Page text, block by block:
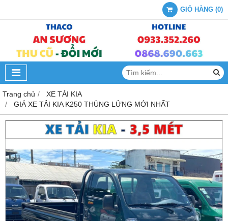
GIỎ HÀNG (0)
Trang chủ
XE TẢI KIA
GIÁ XE TẢI KIA K250 THÙNG LỬNG MỚI NHẤT